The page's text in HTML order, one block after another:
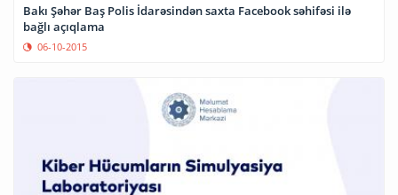
Bakı Şəhər Baş Polis İdarəsindən saxta Facebook səhifəsi ilə
bağlı açıqlama
06-10-2015